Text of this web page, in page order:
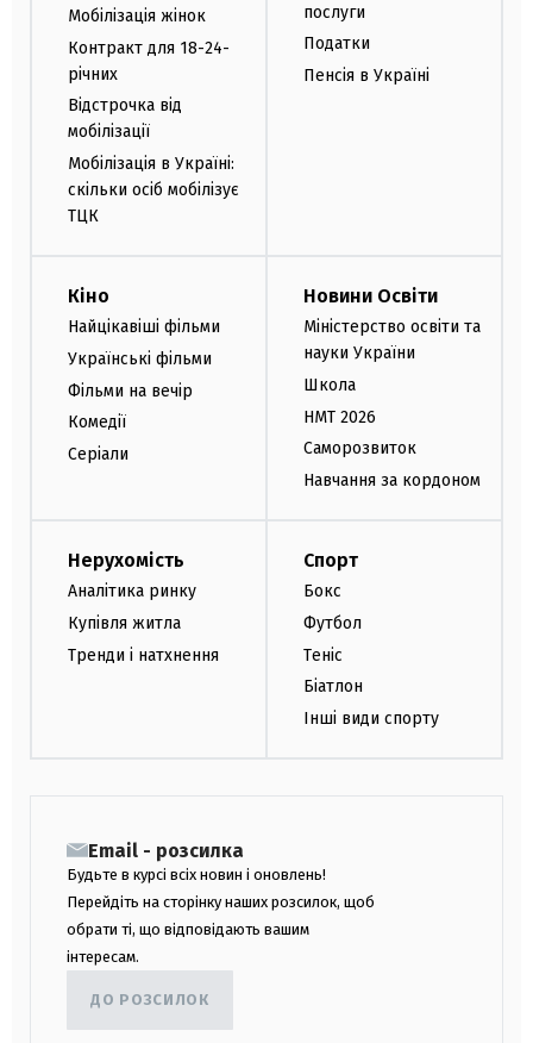
Мобілізація жінок
Контракт для 18-24-
річних
Відстрочка від
мобілізації
Мобілізація в Україні:
скільки осіб мобілізує
ТЦК
послуги
Податки
Пенсія в Україні
Кіно
Найцікавіші фільми
Українські фільми
Фільми на вечір
Комедії
Серіали
Новини Освіти
Міністерство освіти та
науки України
Школа
НМТ 2026
Саморозвиток
Навчання за кордоном
Нерухомість
Аналітика ринку
Купівля житла
Тренди і натхнення
Спорт
Бокс
Футбол
Теніс
Біатлон
Інші види спорту
Email - розсилка
Будьте в курсі всіх новин і оновлень!
Перейдіть на сторінку наших розсилок, щоб
обрати ті, що відповідають вашим
інтересам.
ДО РОЗСИЛОК